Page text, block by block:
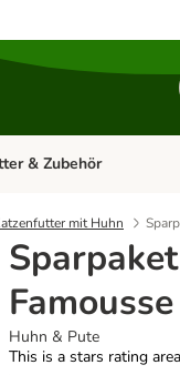
öffnen: Katzenfutter
& Zubehör
mit Huhn
Huhn & Pute
This is a stars rating